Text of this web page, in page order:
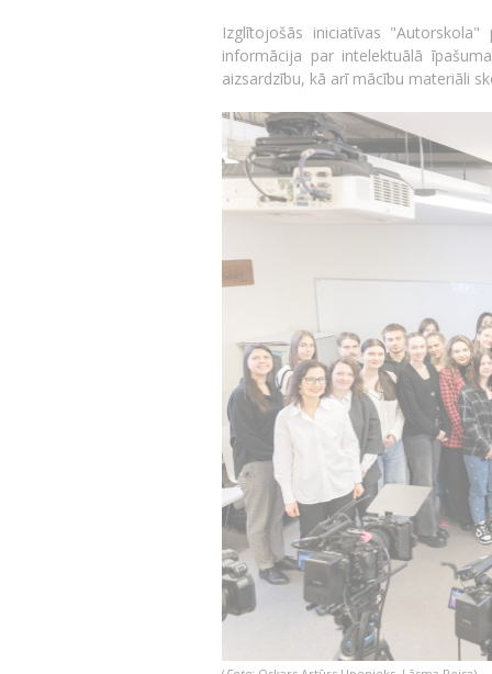
Izglītojošās iniciatīvas
informācija par intelektuālā
aizsardzību, kā arī mācību materiāli